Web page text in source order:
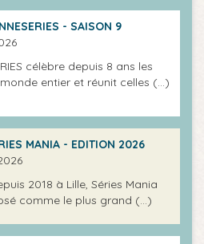
- SAISON 9
célèbre depuis 8 ans les
entier et réunit celles (…)
MANIA - EDITION 2026
2018 à Lille, Séries Mania
comme le plus grand (…)